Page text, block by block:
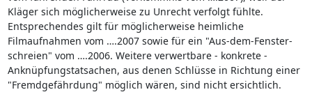
Kläger sich möglicherweise zu Unrecht verfolgt fühlte.
Entsprechendes gilt für möglicherweise heimliche
Filmaufnahmen vom ….2007 sowie für ein "Aus-dem-Fenster-
schreien" vom ….2006. Weitere verwertbare - konkrete -
Anknüpfungstatsachen, aus denen Schlüsse in Richtung einer
"Fremdgefährdung" möglich wären, sind nicht ersichtlich.